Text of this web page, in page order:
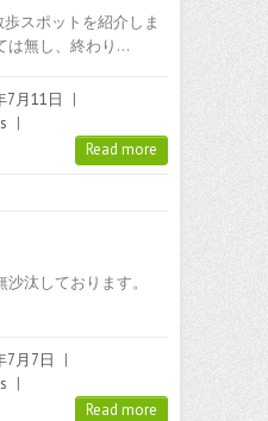
スポットを紹介しま
は無し、終わり…
7月11日
|
|
Read more
沙汰しております。
7月7日
|
|
Read more